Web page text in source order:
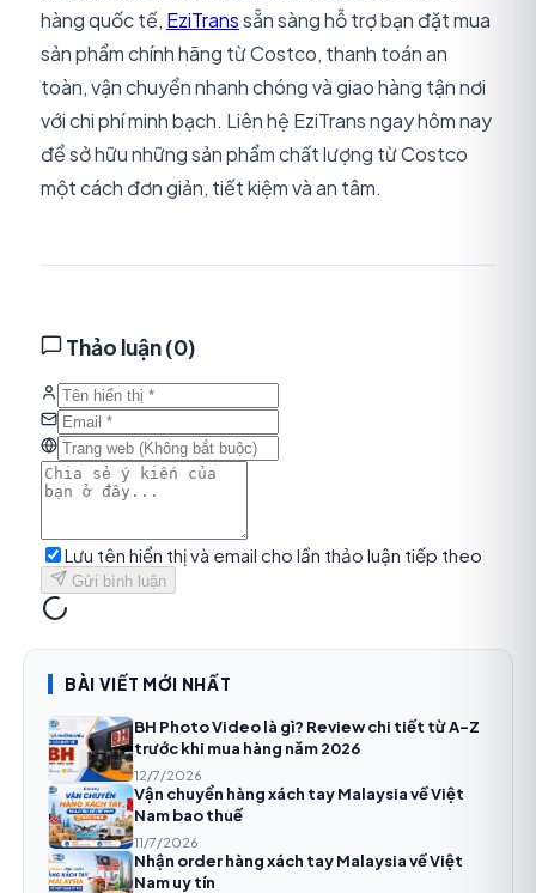
hàng quốc tế, EziTranssẵn sàng hỗ trợ bạn đặt mua
sản phẩm chính hãng từ Costco, thanh toán an
toàn, vận chuyển nhanh chóng và giao hàng tận nơi
với chi phí minh bạch. Liên hệ EziTrans ngay hôm nay
để sở hữu những sản phẩm chất lượng từ Costco
một cách đơn giản, tiết kiệm và an tâm.
Thảo luận (0)
Lưu tên hiển thị và email cho lần thảo luận tiếp theo
Gửi bình luận
BÀI VIẾT MỚI NHẤT
BH Photo Video là gì? Review chi tiết từ A-Z
trước khi mua hàng năm 2026
12/7/2026
Vận chuyển hàng xách tay Malaysia về Việt
Nam bao thuế
11/7/2026
Nhận order hàng xách tay Malaysia về Việt
Nam uy tín